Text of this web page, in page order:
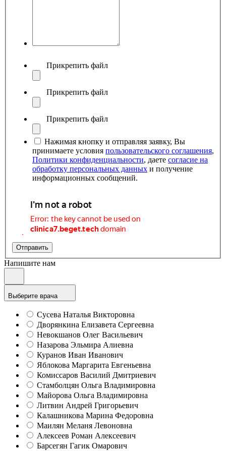
Прикрепить файл
Прикрепить файл
Прикрепить файл
Нажимая кнопку и отправляя заявку, Вы
принимаете условия пользовательского соглашения,
Политики конфиденциальности, даете согласие на
обработку персональных данных и получение
информационных сообщений.
Отправить
Напишите нам
Выберите врача
Сусева Наталья Викторовна
Дворянкина Елизавета Сергеевна
Невокшанов Олег Васильевич
Назарова Эльмира Алиевна
Куранов Иван Иванович
Яблокова Маргарита Евгеньевна
Комиссаров Василий Дмитриевич
Стамболцян Ольга Владимировна
Майорова Ольга Владимировна
Литвин Андрей Григорьевич
Калашникова Марина Федоровна
Маилян Меланя Левоновна
Алексеев Роман Алексеевич
Барсегян Гагик Омарович